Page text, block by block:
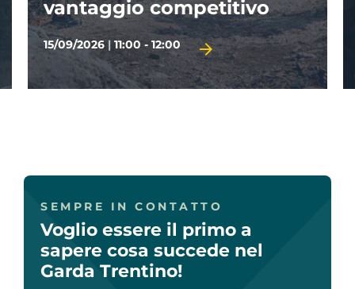
29/09/2026 14:30 - 17:00
TERMINE D'ISCRIZIONE 28/09/2026
SEMPRE IN CONTATTO
Voglio essere il primo a
sapere cosa succede nel
Garda Trentino!